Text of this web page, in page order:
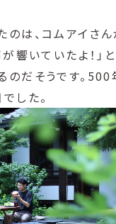
は、コムアイさ
が響いていたよ！
のだそうです。
した。